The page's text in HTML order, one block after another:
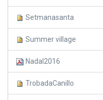
Setmanasanta
Summer village
Nadal2016
TrobadaCanillo